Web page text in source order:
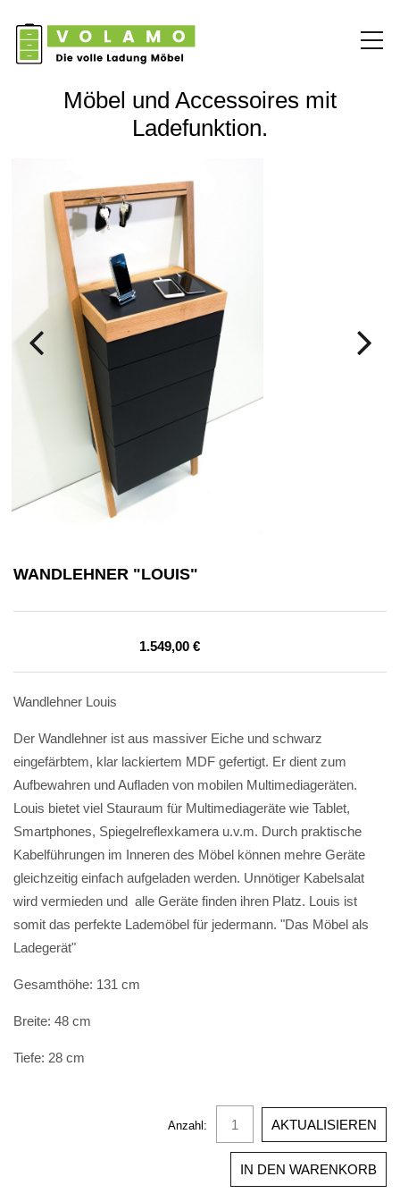
Möbel und Accessoires mit
Ladefunktion.
WANDLEHNER "LOUIS"
1.549,00 €
Wandlehner Louis
Der Wandlehner ist aus massiver Eiche und schwarz
eingefärbtem, klar lackiertem MDF gefertigt. Er dient zum
Aufbewahren und Aufladen von mobilen Multimediageräten.
Louis bietet viel Stauraum für Multimediageräte wie Tablet,
Smartphones, Spiegelreflexkamera u.v.m. Durch praktische
Kabelführungen im Inneren des Möbel können mehre Geräte
gleichzeitig einfach aufgeladen werden. Unnötiger Kabelsalat
wird vermieden und alle Geräte finden ihren Platz. Louis ist
somit das perfekte Lademöbel für jedermann. "Das Möbel als
Ladegerät"
Gesamthöhe: 131 cm
Breite: 48 cm
Tiefe: 28 cm
Anzahl: